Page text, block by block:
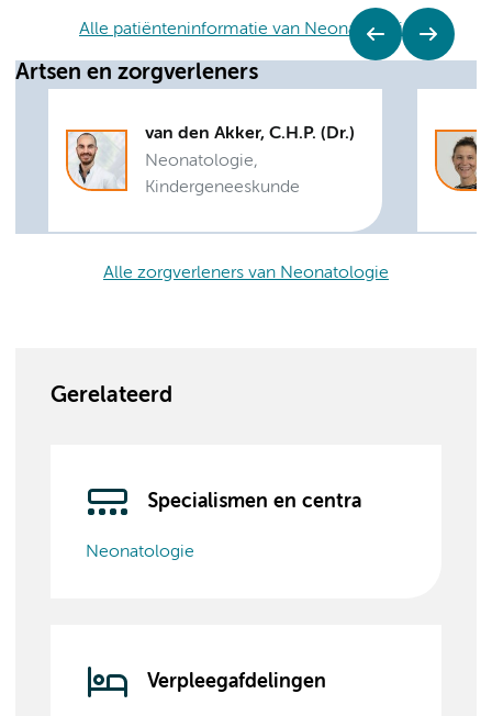
Alle patiënteninformatie van Neonatologie
Artsen en zorgverleners
van den Akker, C.H.P. (Dr.)
Neonatologie,
Kindergeneeskunde
Alle zorgverleners van Neonatologie
Gerelateerd
Specialismen en centra
Neonatologie
Verpleegafdelingen